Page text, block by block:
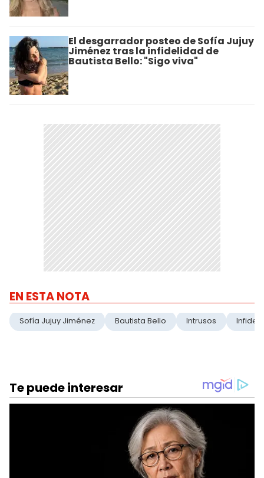
El desgarrador posteo de Sofía Jujuy
Jiménez tras la infidelidad de
Bautista Bello: "Sigo viva"
EN ESTA NOTA
Sofía Jujuy Jiménez Bautista Bello Intrusos